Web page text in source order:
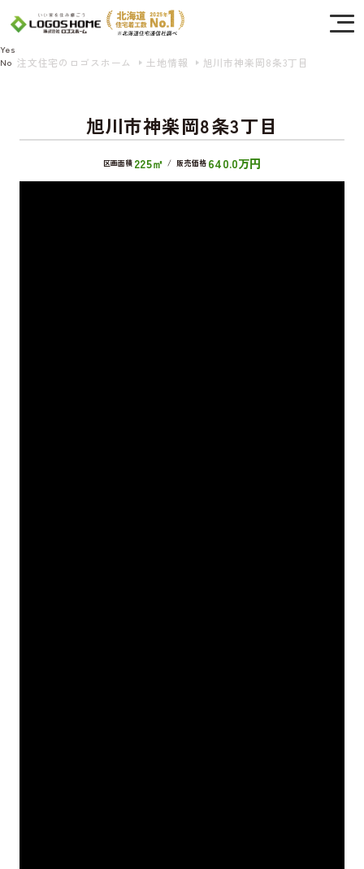
注文住宅のロゴスホーム 土地情報 旭川市神楽岡8条3丁目
旭川市神楽岡8条3丁目
区画面積 225㎡ / 販売価格 640.0万円
Cookie を使用して、お客様の活動を追跡してもよろしいですか? 当社ではお客様の
プライバシーを極めて重視しています。詳細について、およびご質問がある場合
は、当社のプライバシーポリシーをご覧ください。
Yes
No